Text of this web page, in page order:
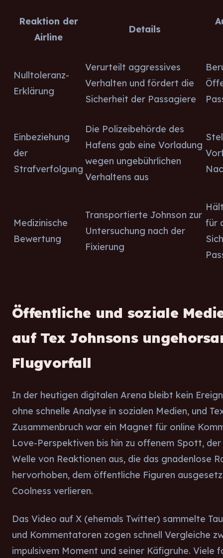
Reaktion der
Airline
Details
Nulltoleranz-
Erklärung
Verurteilt aggressives
Verhalten und fördert die
Sicherheit der Passagiere
Einbeziehung
der
Strafverfolgung
Die Polizeibehörde des
Hafens gab eine Vorladung
wegen ungebührlichen
Verhaltens aus
Medizinische
Bewertung
Transportierte Johnson zur
Untersuchung nach der
Fixierung
für
Öffentliche und soziale
auf Tex Johnsons
Flugvorfall
In der heutigen digitalen Arena bleibt kein
ohne schnelle Analyse in sozialen Medien, und
Zusammenbruch war ein Magnet für online
Love-Perspektiven bis hin zu offenem Spott,
Welle von Reaktionen aus, die das gnadenlose
hervorhoben, dem öffentliche Figuren
Coolness verlieren.
Das Video auf X (ehemals Twitter) sammelte
und Kommentatoren zogen schnell Vergleiche
impulsivem Moment und seiner Käfigruhe. Viele